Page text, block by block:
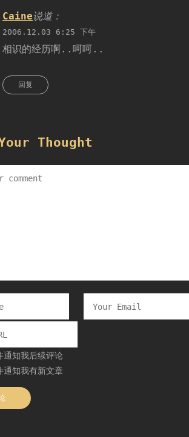
Caine说道：
2006.12.03 6:25 下午
相识的经历啊..呵呵..
回复
Thought
通知我后续评论
通知我有新文章